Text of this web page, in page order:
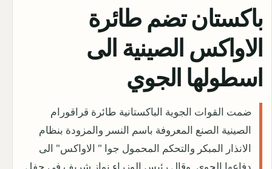
باكستان تضم طائرة
الاواكس الصينية الى
اسطولها الجوي
ضمت القوات الجوية الباكستانية طائرة قراقورام
الصينية الصنع المعروفة باسم النسر والمزودة بنظام
الانذار المبكر والتحكم المحمول جوا " الاواكس" الى
دفاعها الجوي. وقال رئيس الوزراء نواز شريف في حفل